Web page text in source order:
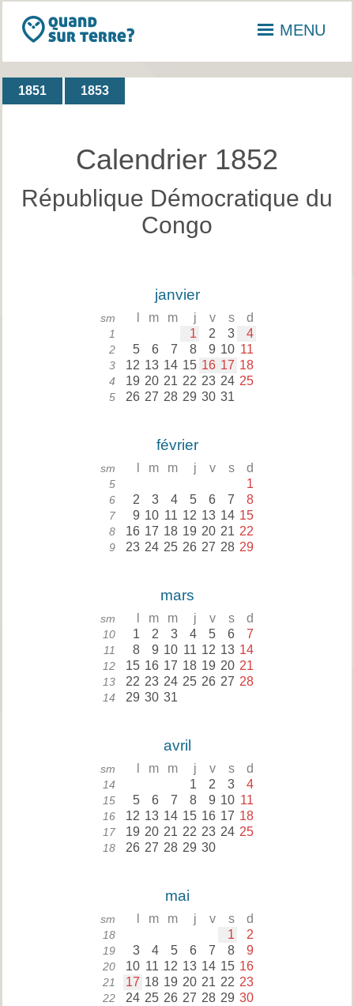
MENU
1851 1853
Calendrier 1852
République Démocratique du
Congo
janvier
sm m m j v s d
1 1 2 3 4
2 5 6 7 8 9 10 11
3 12 13 14 15 16 17 18
4 19 20 21 22 23 24 25
5 26 27 28 29 30 31
février
sm m m j v s d
5 1
6 2 3 4 5 6 7 8
7 9 10 11 12 13 14 15
8 16 17 18 19 20 21 22
9 23 24 25 26 27 28 29
mars
sm m m j v s d
10 1 2 3 4 5 6 7
11 8 9 10 11 12 13 14
12 15 16 17 18 19 20 21
13 22 23 24 25 26 27 28
14 29 30 31
avril
sm m m j v s d
14 1 2 3 4
15 5 6 7 8 9 10 11
16 12 13 14 15 16 17 18
17 19 20 21 22 23 24 25
18 26 27 28 29 30
mai
sm m m j v s d
18 1 2
19 3 4 5 6 7 8 9
20 10 11 12 13 14 15 16
21 17 18 19 20 21 22 23
22 24 25 26 27 28 29 30